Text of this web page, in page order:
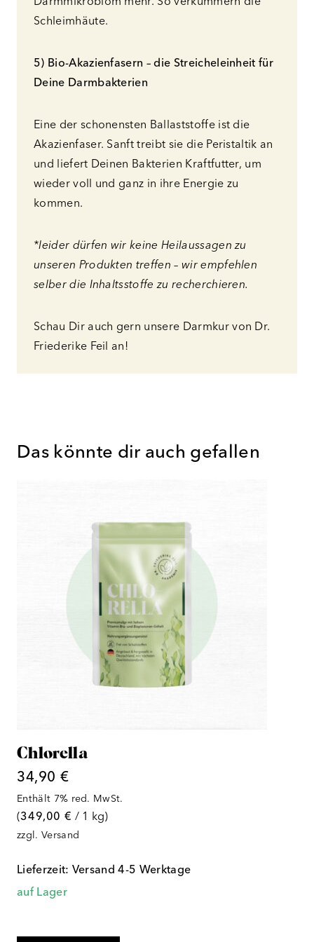
Schleimhäute.
5) Bio-Akazienfasern – die Streicheleinheit für
Deine Darmbakterien
Eine der schonensten Ballaststoffe ist die
Akazienfaser. Sanft treibt sie die Peristaltik an
und liefert Deinen Bakterien Kraftfutter, um
wieder voll und ganz in ihre Energie zu
kommen.
*leider dürfen wir keine Heilaussagen zu
unseren Produkten treffen – wir empfehlen
selber die Inhaltsstoffe zu recherchieren.
Schau Dir auch gern unsere Darmkur von Dr.
Friederike Feil an!
Das könnte dir auch gefallen
Chlorella
34,90 €
Enthält 7% red. MwSt.
(349,00 € / 1 kg)
zzgl. Versand
Lieferzeit: Versand 4-5 Werktage
auf Lager